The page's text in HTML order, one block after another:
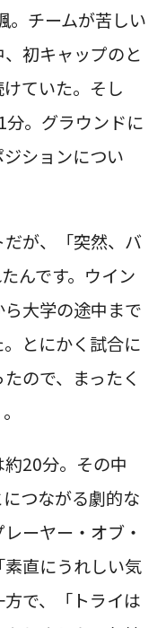
。チームが苦しい
初キャップのと
ていた。そし
。グラウンドに
ションについ
が、「突然、バ
んです。ウイン
大学の途中まで
とにかく試合に
ので、まったく
20分。その中
つながる劇的な
ーヤー・オブ・
直にうれしい気
で、「トライは